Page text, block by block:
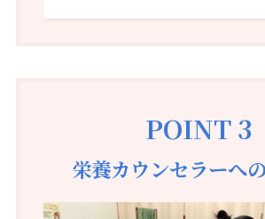
POINT 3
栄養カウンセラーへ